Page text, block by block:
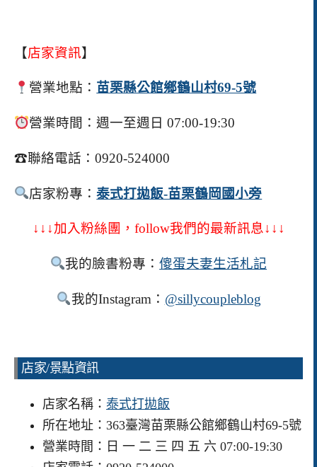
【店家資訊】
營業地點： 苗栗縣公館鄉鶴山村69-5號
營業時間：週一至週日 07:00-19:30
☎聯絡電話：0920-524000
店家粉專：泰式打拋飯-苗栗鶴岡國小旁
↓↓↓加入粉絲團，follow我們的最新訊息↓↓↓
我的臉書粉專：傻蛋夫妻生活札記
我的Instagram： @sillycoupleblog
店家/景點資訊
店家名稱： 泰式打拋飯
所在地址：363臺灣苗栗縣公館鄉鶴山村69-5號
營業時間：日 一 二 三 四 五 六 07:00-19:30